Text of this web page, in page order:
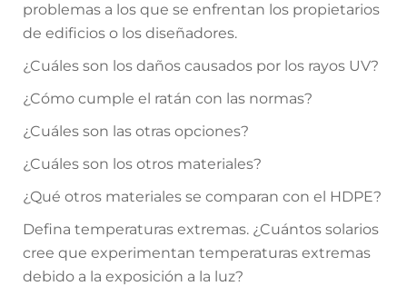
problemas a los que se enfrentan los propietarios
de edificios o los diseñadores.
¿Cuáles son los daños causados por los rayos UV?
¿Cómo cumple el ratán con las normas?
¿Cuáles son las otras opciones?
¿Cuáles son los otros materiales?
¿Qué otros materiales se comparan con el HDPE?
Defina temperaturas extremas. ¿Cuántos solarios
cree que experimentan temperaturas extremas
debido a la exposición a la luz?